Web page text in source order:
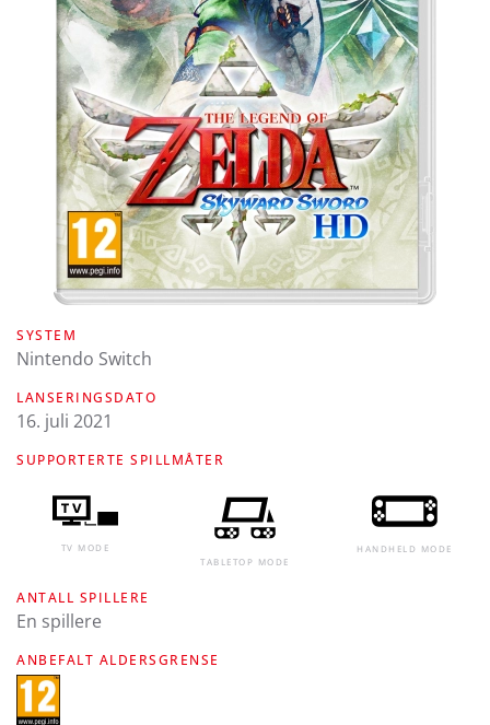
SYSTEM
Nintendo Switch
LANSERINGSDATO
16. juli 2021
SUPPORTERTE SPILLMÅTER
TV MODE
TABLETOP MODE
HANDHELD MODE
ANTALL SPILLERE
En spillere
ANBEFALT ALDERSGRENSE